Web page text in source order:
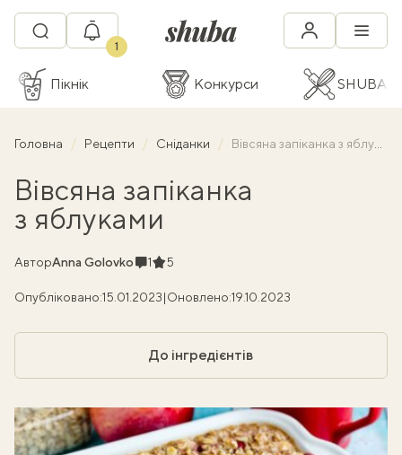
1
Пікнік Конкурси SHUBA
Головна Рецепти Сніданки Вівсяна запіканка з яблуками
Вівсяна запіканка
з яблуками
АвторAnna GolovkoКоментарі
1Рейтинг
5
Опубліковано:15.01.2023|Оновлено:19.10.2023
До інгредієнтів